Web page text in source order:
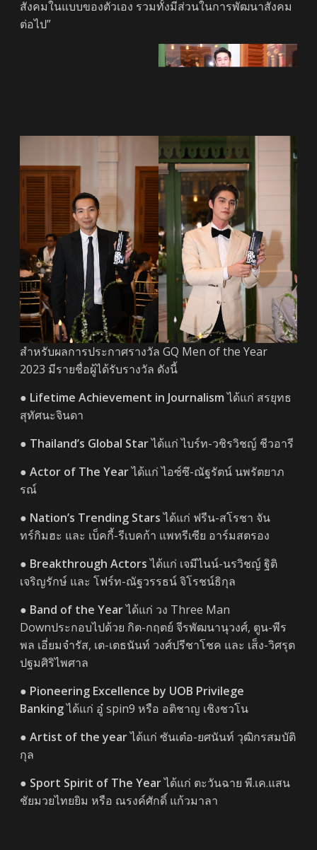
สังคมในแบบของตัวเอง รวมทั้งมีส่วนในการพัฒนาสังคม
ต่อไป”
สำหรับผลการประกาศรางวัล GQ Men of the Year
2023 มีรายชื่อผู้ได้รับรางวัล ดังนี้
● Lifetime Achievement in Journalismได้แก่ สรยุทธ
สุทัศนะจินดา
● Thailand’s Global Starได้แก่ ไบร์ท-วชิรวิชญ์ ชีวอารี
●Actor of The Yearได้แก่ ไอซ์ซึ-ณัฐรัตน์ นพรัตยาภ
รณ์
● Nation’s Trending Starsได้แก่ ฟรีน-สโรชา จัน
ทร์กิมฮะ และ เบ็คกี้-รีเบคก้า แพทรีเซีย อาร์มสตรอง
● Breakthrough Actorsได้แก่ เจมีไนน์-นรวิชญ์ ฐิติ
เจริญรักษ์ และ โฟร์ท-ณัฐวรรธน์ จิโรชน์ธิกุล
● Band of the Yearได้แก่ วง Three Man
Downประกอบไปด้วย กิต-กฤตย์ จีรพัฒนานุวงศ์, ตูน-พีร
พล เอี่ยมจำรัส, เต-เตธนันท์ วงศ์ปรีชาโชค และ เส็ง-วิศรุต
ปฐมศิริไพศาล
● Pioneering Excellence by UOB Privilege
Bankingได้แก่ อู๋ spin9 หรือ อติชาญ เชิงชวโน
●Artist of the yearได้แก่ ซันเต๋อ-ยศนันท์ วุฒิกรสมบัติ
กุล
● Sport Spirit of The Yearได้แก่ ตะวันฉาย พี.เค.แสน
ชัยมวยไทยยิม หรือ ณรงค์ศักดิ์ แก้วมาลา